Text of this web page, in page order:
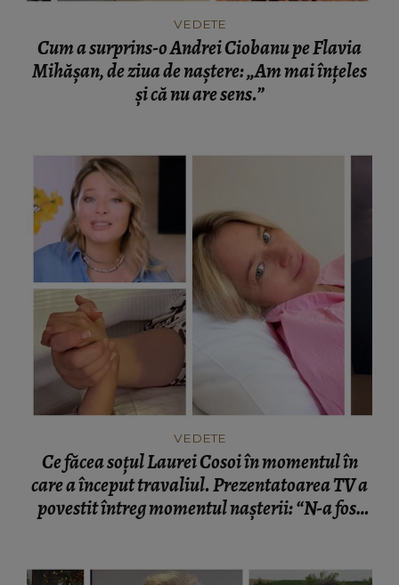
VEDETE
Cum a surprins-o Andrei Ciobanu pe Flavia
Mihășan, de ziua de naștere: „Am mai înțeles
și că nu are sens.”
VEDETE
Ce făcea soțul Laurei Cosoi în momentul în
care a început travaliul. Prezentatoarea TV a
povestit întreg momentul nașterii: “N-a fost